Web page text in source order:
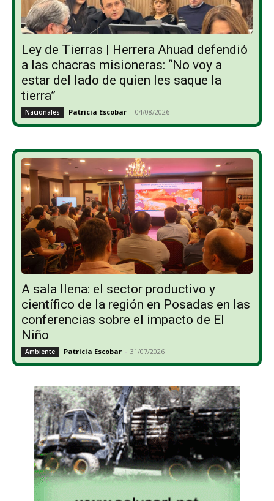
Ley de Tierras | Herrera Ahuad defendió
a las chacras misioneras: “No voy a
estar del lado de quien les saque la
tierra”
Nacionales Patricia Escobar - 04/08/2026
A sala llena: el sector productivo y
científico de la región en Posadas en las
conferencias sobre el impacto de El
Niño
Ambiente Patricia Escobar - 31/07/2026